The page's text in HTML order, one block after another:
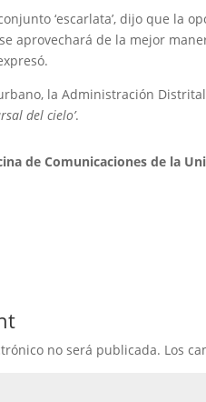
‘escarlata’, dijo que la
aprovechará de la mejor
la Administración
del cielo’.
de Comunicaciones de la
no será publicada. Los